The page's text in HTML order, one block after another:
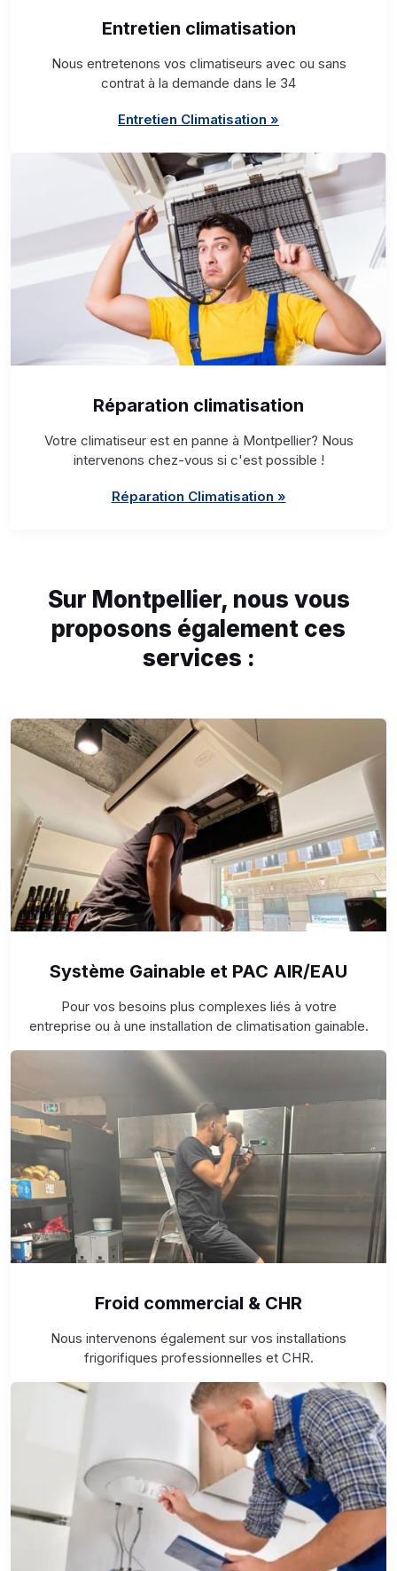
Entretien climatisation
Nous entretenons vos climatiseurs avec ou sans
contrat à la demande dans le 34
Entretien Climatisation »
Réparation climatisation
Votre climatiseur est en panne à Montpellier? Nous
intervenons chez-vous si c'est possible !
Réparation Climatisation »
Sur Montpellier, nous vous
proposons également ces
services :
Système Gainable et PAC AIR/EAU
Pour vos besoins plus complexes liés à votre
entreprise ou à une installation de climatisation gainable.
Froid commercial & CHR
Nous intervenons également sur vos installations
frigorifiques professionnelles et CHR.